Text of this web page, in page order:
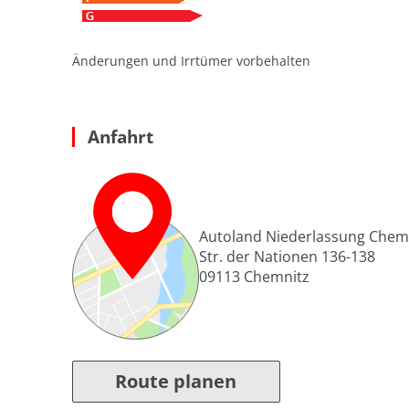
Änderungen und Irrtümer vorbehalten
Anfahrt
Autoland Niederlassung
Str. der Nationen 136-138
09113 Chemnitz
Route planen